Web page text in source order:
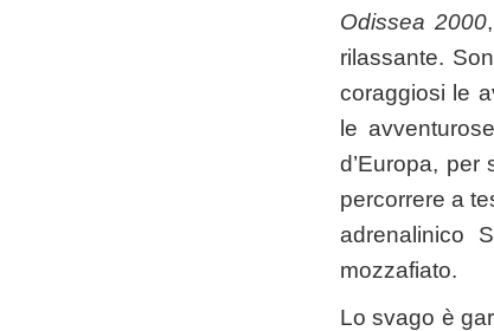
Odissea 2000
rilassante.
coraggiosi le
le
d’Europa, per
percorrere a
adrenalinico
mozzafiato.
Lo svago è